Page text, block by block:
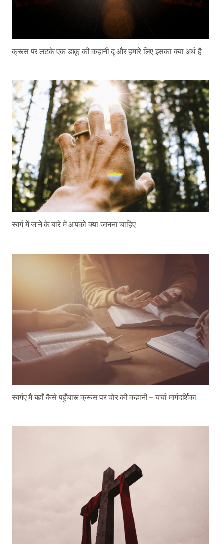
क्रूस पर लटके एक डाकू की कहानी दृ और हमारे लिए इसका क्या अर्थ है
स्वर्ग में जाने के बारे में आपको क्या जानना चाहिए
स्वर्गए मैं यहाँ कैसे पहुँचारू क्रूस पर चोर की कहानी – चर्चा मार्गदर्शिका